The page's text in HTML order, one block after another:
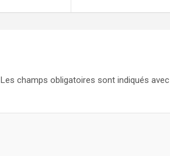
Les champs obligatoires sont indiqués avec